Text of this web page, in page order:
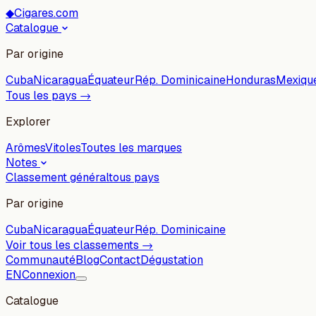
◆Cigares.com
Catalogue
Par origine
CubaNicaraguaÉquateurRép. DominicaineHonduras
Tous les pays →
Explorer
ArômesVitolesToutes les marques
Notes
Classement généraltous pays
Par origine
CubaNicaraguaÉquateurRép. Dominicaine
Voir tous les classements →
CommunautéBlogContactDégustation
ENConnexion
Catalogue